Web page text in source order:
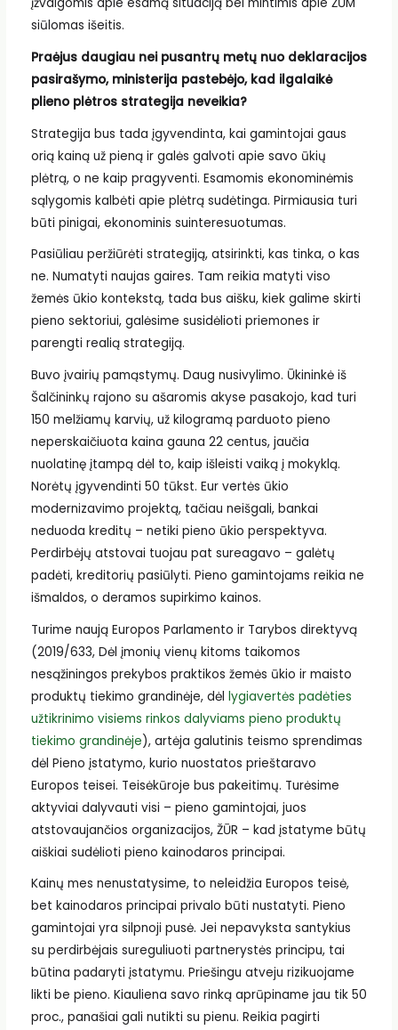
siūlomas išeitis.
Praėjus daugiau nei pusantrų metų nuo deklaracijos
pasirašymo, ministerija pastebėjo, kad ilgalaikė
plieno plėtros strategija neveikia?
Strategija bus tada įgyvendinta, kai gamintojai gaus
orią kainą už pieną ir galės galvoti apie savo ūkių
plėtrą, o ne kaip pragyventi. Esamomis ekonominėmis
sąlygomis kalbėti apie plėtrą sudėtinga. Pirmiausia turi
būti pinigai, ekonominis suinteresuotumas.
Pasiūliau peržiūrėti strategiją, atsirinkti, kas tinka, o kas
ne. Numatyti naujas gaires. Tam reikia matyti viso
žemės ūkio kontekstą, tada bus aišku, kiek galime skirti
pieno sektoriui, galėsime susidėlioti priemones ir
parengti realią strategiją.
Buvo įvairių pamąstymų. Daug nusivylimo. Ūkininkė iš
Šalčininkų rajono su ašaromis akyse pasakojo, kad turi
150 melžiamų karvių, už kilogramą parduoto pieno
neperskaičiuota kaina gauna 22 centus, jaučia
nuolatinę įtampą dėl to, kaip išleisti vaiką į mokyklą.
Norėtų įgyvendinti 50 tūkst. Eur vertės ūkio
modernizavimo projektą, tačiau neišgali, bankai
neduoda kreditų – netiki pieno ūkio perspektyva.
Perdirbėjų atstovai tuojau pat sureagavo – galėtų
padėti, kreditorių pasiūlyti. Pieno gamintojams reikia ne
išmaldos, o deramos supirkimo kainos.
Turime naują Europos Parlamento ir Tarybos direktyvą
(2019/633, Dėl įmonių vienų kitoms taikomos
nesąžiningos prekybos praktikos žemės ūkio ir maisto
produktų tiekimo grandinėje, dėl lygiavertės padėties
užtikrinimo visiems rinkos dalyviams pieno produktų
tiekimo grandinėje), artėja galutinis teismo sprendimas
dėl Pieno įstatymo, kurio nuostatos prieštaravo
Europos teisei. Teisėkūroje bus pakeitimų. Turėsime
aktyviai dalyvauti visi – pieno gamintojai, juos
atstovaujančios organizacijos, ŽŪR – kad įstatyme būtų
aiškiai sudėlioti pieno kainodaros principai.
Kainų mes nenustatysime, to neleidžia Europos teisė,
bet kainodaros principai privalo būti nustatyti. Pieno
gamintojai yra silpnoji pusė. Jei nepavyksta santykius
su perdirbėjais sureguliuoti partnerystės principu, tai
būtina padaryti įstatymu. Priešingu atveju rizikuojame
likti be pieno. Kiauliena savo rinką aprūpiname jau tik 50
proc., panašiai gali nutikti su pienu. Reikia pagirti